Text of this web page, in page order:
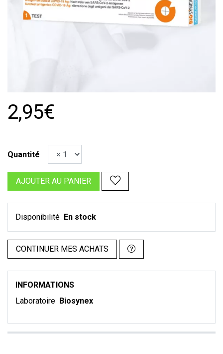
2,95€
Quantité
AJOUTER AU PANIER
Disponibilité En stock
CONTINUER MES ACHATS
INFORMATIONS
Laboratoire Biosynex